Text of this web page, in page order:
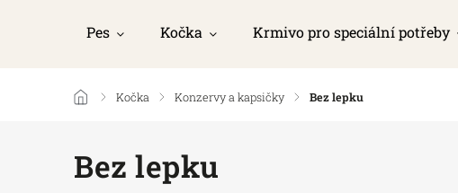
Pes Kočka Krmivo pro speciální potřeby
/ Kočka / Konzervy a kapsičky / Bez lepku
Bez lepku